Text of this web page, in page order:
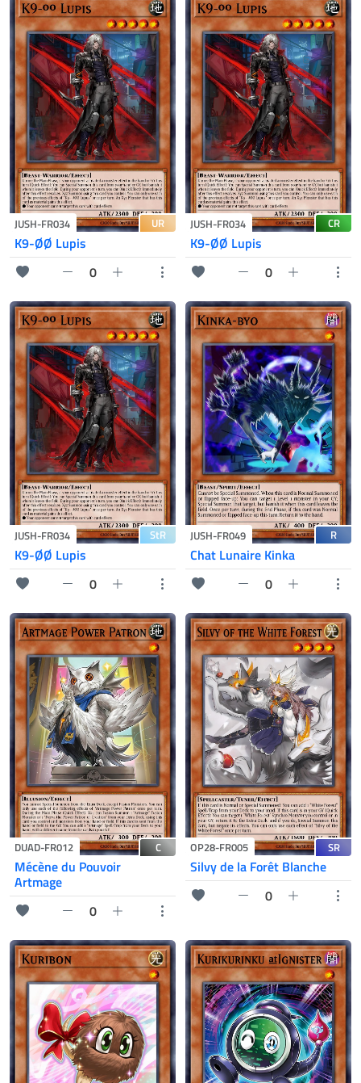
JUSH-FR034 UR
K9-ØØ Lupis
0
JUSH-FR034 CR
K9-ØØ Lupis
0
JUSH-FR034 StR
K9-ØØ Lupis
0
JUSH-FR049 R
Chat Lunaire Kinka
0
DUAD-FR012 C
Mécène du Pouvoir
Artmage
0
OP28-FR005 SR
Silvy de la Forêt Blanche
0